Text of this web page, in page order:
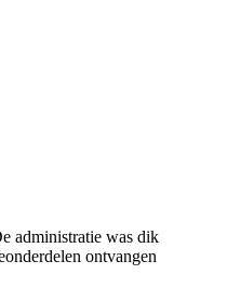
administratie was dik
ontvangen